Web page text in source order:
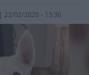
| 22/02/2020 - 15:30